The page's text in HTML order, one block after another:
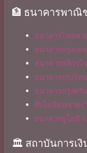
🏦 ธนาคารพาณิ
ธนาคารไทยพา
ธนาคารกรุงเท
ธนาคารกสิกรไ
ธนาคารกรุงไท
ธนาคารกรุงศรี
ทีเอ็มบีธนชาต
ธนาคารยูโอบี
🏛️ สถาบันการเงิ